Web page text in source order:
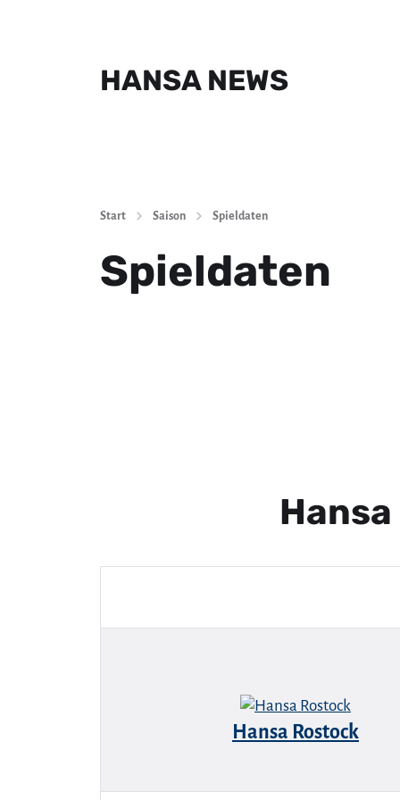
HANSA NEWS
Start Saison Spieldaten
Spieldaten
Hansa Rostock